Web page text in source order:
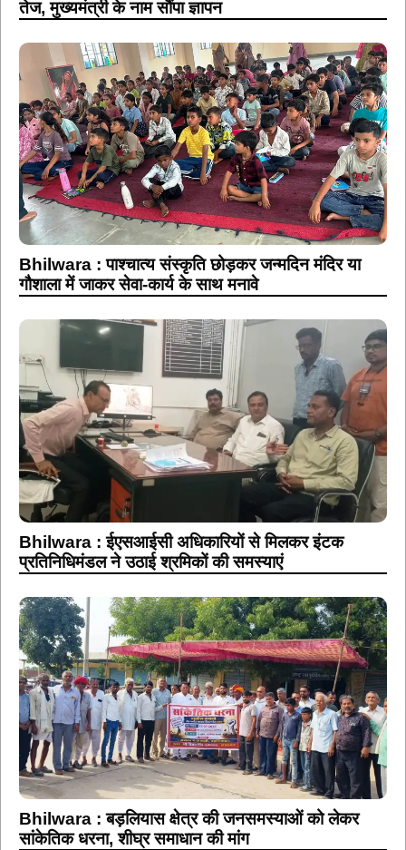
तेज, मुख्यमंत्री के नाम सौंपा ज्ञापन
Bhilwara : पाश्चात्य संस्कृति छोड़कर जन्मदिन मंदिर या
गौशाला में जाकर सेवा-कार्य के साथ मनावे
Bhilwara : ईएसआईसी अधिकारियों से मिलकर इंटक
प्रतिनिधिमंडल ने उठाई श्रमिकों की समस्याएं
Bhilwara : बड़लियास क्षेत्र की जनसमस्याओं को लेकर
सांकेतिक धरना, शीघ्र समाधान की मांग